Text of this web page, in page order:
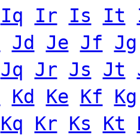
Iq
Ir Is It
Jd Je Jf
Jg
Jq
Jr Js Jt
Kd Ke Kf
Kg
Kq
Kr Ks Kt